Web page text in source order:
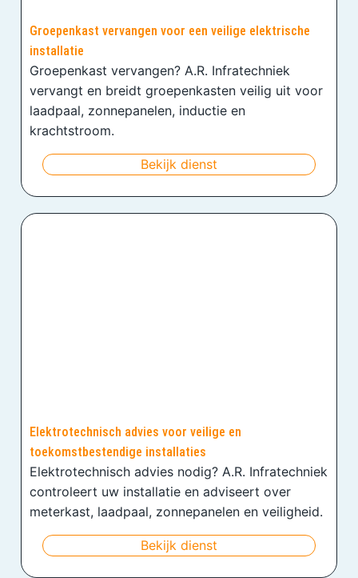
Groepenkast vervangen voor een veilige elektrische
installatie
Groepenkast vervangen? A.R. Infratechniek
vervangt en breidt groepenkasten veilig uit voor
laadpaal, zonnepanelen, inductie en
krachtstroom.
Bekijk dienst
Elektrotechnisch advies voor veilige en
toekomstbestendige installaties
Elektrotechnisch advies nodig? A.R. Infratechniek
controleert uw installatie en adviseert over
meterkast, laadpaal, zonnepanelen en veiligheid.
Bekijk dienst